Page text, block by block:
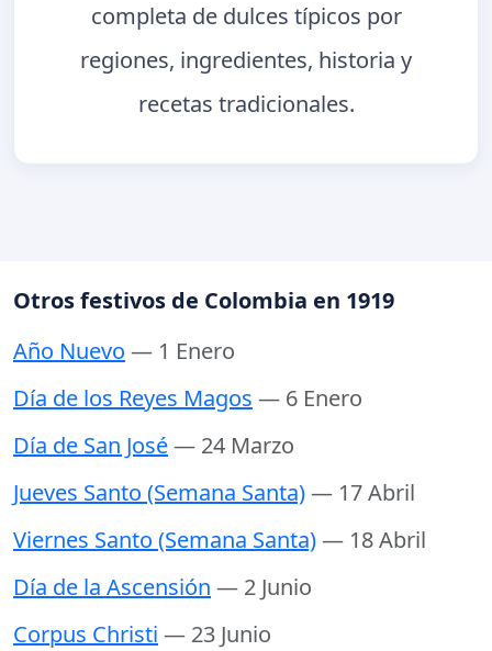
completa de dulces típicos por
regiones, ingredientes, historia y
recetas tradicionales.
Otros festivos de Colombia en 1919
Año Nuevo — 1 Enero
Día de los Reyes Magos — 6 Enero
Día de San José— 24 Marzo
Jueves Santo (Semana Santa)— 17 Abril
Viernes Santo (Semana Santa)— 18 Abril
Día de la Ascensión — 2 Junio
Corpus Christi — 23 Junio